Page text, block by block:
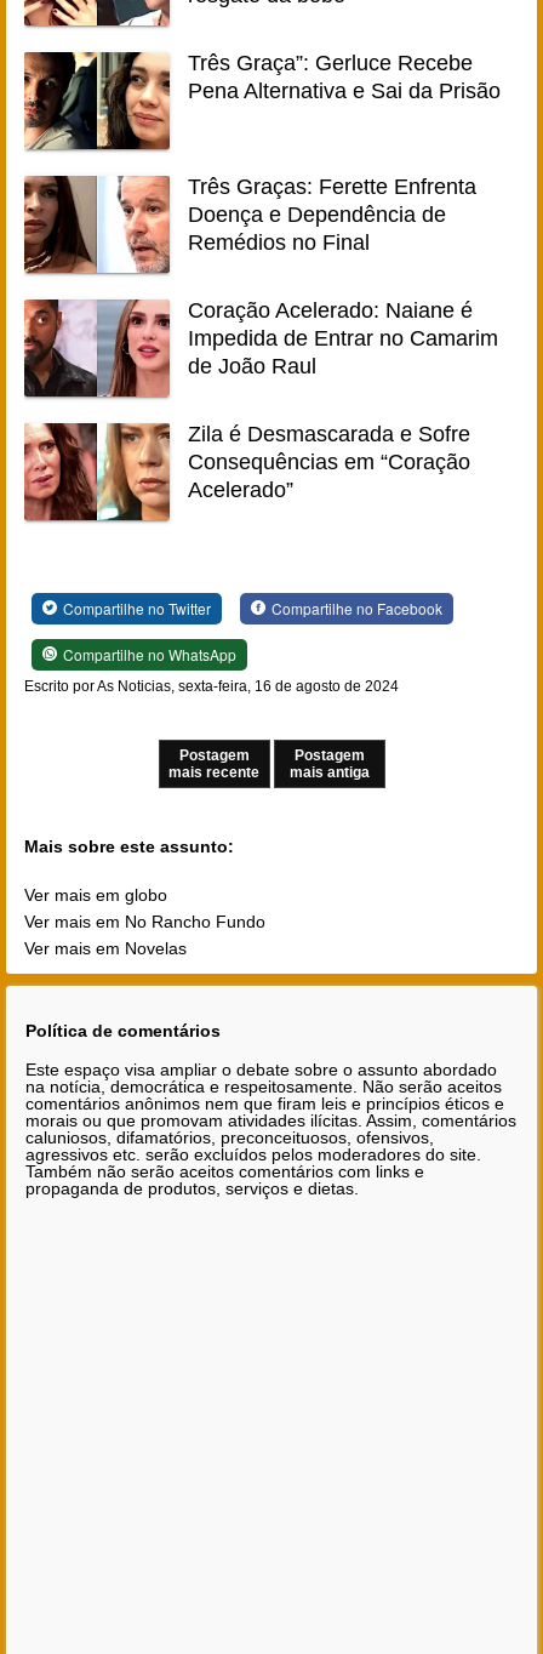
Três Graça”: Gerluce Recebe
Pena Alternativa e Sai da Prisão
Três Graças: Ferette Enfrenta
Doença e Dependência de
Remédios no Final
Coração Acelerado: Naiane é
Impedida de Entrar no Camarim
de João Raul
Zila é Desmascarada e Sofre
Consequências em “Coração
Acelerado”
Compartilhe no Twitter Compartilhe no Facebook
Compartilhe no WhatsApp
Escrito por As Noticias, sexta-feira, 16 de agosto de 2024
Postagem
mais recente
Postagem
mais antiga
Mais sobre este assunto:
Ver mais em globo
Ver mais em No Rancho Fundo
Ver mais em Novelas
Política de comentários
Este espaço visa ampliar o debate sobre o assunto abordado
na notícia, democrática e respeitosamente. Não serão aceitos
comentários anônimos nem que firam leis e princípios éticos e
morais ou que promovam atividades ilícitas. Assim, comentários
caluniosos, difamatórios, preconceituosos, ofensivos,
agressivos etc. serão excluídos pelos moderadores do site.
Também não serão aceitos comentários com links e
propaganda de produtos, serviços e dietas.